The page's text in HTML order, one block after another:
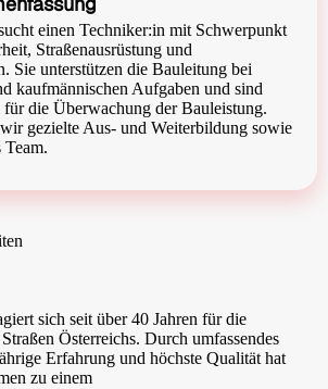
einen Techniker:in mit Schwerpunkt
Straßenausrüstung und
Sie unterstützen die Bauleitung bei
kaufmännischen Aufgaben und sind
die Überwachung der Bauleistung.
gezielte Aus- und Weiterbildung sowie
sich seit über 40 Jahren für die
Österreichs. Durch umfassendes
Erfahrung und höchste Qualität hat
zu einem